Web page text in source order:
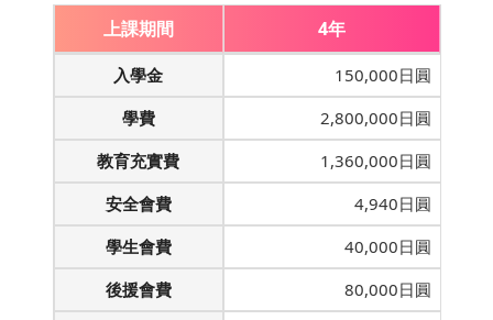
上課期間 4年
入學金
150,000日圓
學費
2,800,000日圓
教育充實費
1,360,000日圓
安全會費
4,940日圓
學生會費
40,000日圓
後援會費
80,000日圓